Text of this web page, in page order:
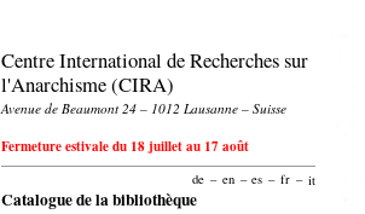
Centre International de Recherches sur
l'Anarchisme (CIRA)
Avenue de Beaumont 24 – 1012 Lausanne – Suisse
Fermeture estivale du 18 juillet au 17 août
de – en – es – fr – it
Catalogue de la bibliothèque